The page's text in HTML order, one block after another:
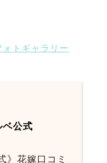
トギャラリー
ベ公式
》花嫁口コミ